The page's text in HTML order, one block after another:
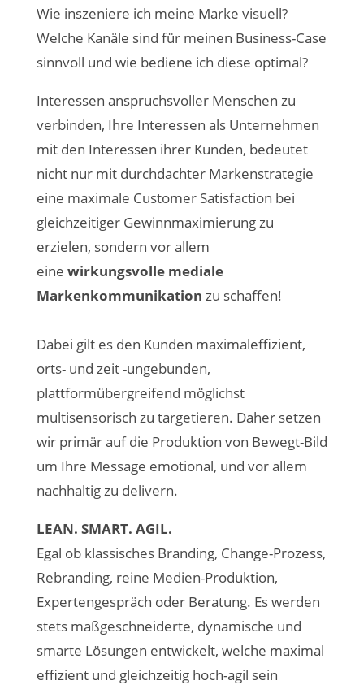
Wie inszeniere ich meine Marke visuell?
Welche Kanäle sind für meinen Business-Case
sinnvoll und wie bediene ich diese optimal?
Interessen anspruchsvoller Menschen zu
verbinden, Ihre Interessen als Unternehmen
mit den Interessen ihrer Kunden, bedeutet
nicht nur mit durchdachter Markenstrategie
eine maximale Customer Satisfaction bei
gleichzeitiger Gewinnmaximierung zu
erzielen, sondern vor allem
eine wirkungsvolle mediale
Markenkommunikation zu schaffen!
Dabei gilt es den Kunden maximaleffizient,
orts- und zeit -ungebunden,
plattformübergreifend möglichst
multisensorisch zu targetieren. Daher setzen
wir primär auf die Produktion von Bewegt-Bild
um Ihre Message emotional, und vor allem
nachhaltig zu delivern.
LEAN. SMART. AGIL.
Egal ob klassisches Branding, Change-Prozess,
Rebranding, reine Medien-Produktion,
Expertengespräch oder Beratung. Es werden
stets maßgeschneiderte, dynamische und
smarte Lösungen entwickelt, welche maximal
effizient und gleichzeitig hoch-agil sein